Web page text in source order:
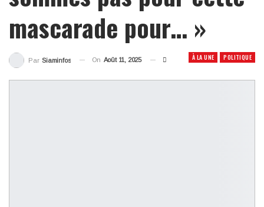
mascarade pour… »
À LA UNE POLITIQUE
Par Siaminfos On Août 11, 2025